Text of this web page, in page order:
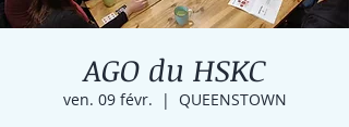
AGO du HSKC
ven. 09 févr.
  |
QUEENSTOWN